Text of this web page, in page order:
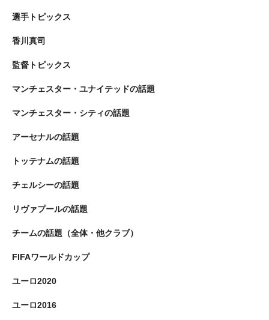
選手トピックス
香川真司
監督トピックス
マンチェスター・ユナイテッドの話題
マンチェスター・シティの話題
アーセナルの話題
トッテナムの話題
チェルシーの話題
リヴァプールの話題
チームの話題（全体・他クラブ）
FIFAワールドカップ
ユーロ2020
ユーロ2016